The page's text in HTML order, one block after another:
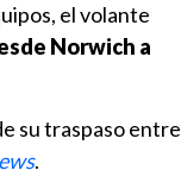
el volante
Norwich a
su traspaso entre
.